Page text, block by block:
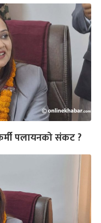
पलायनको संकट ?